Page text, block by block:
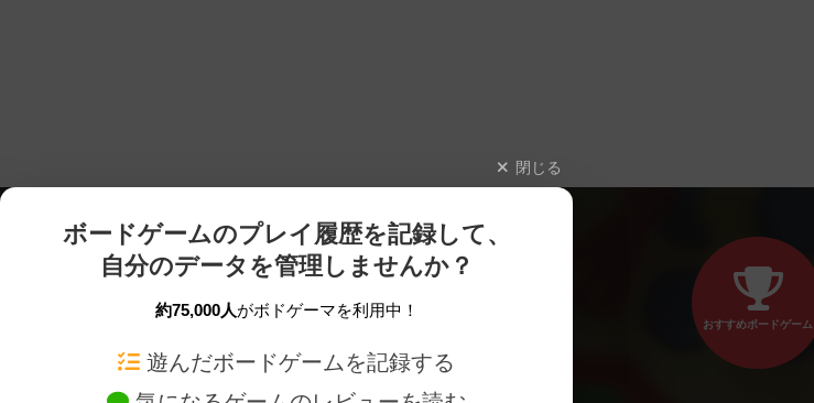
閉じる
ボードゲームのプレイ履歴を記録して、
自分のデータを管理しませんか？
約75,000人がボドゲーマを利用中！
遊んだボードゲームを記録する
おすすめボードゲーム